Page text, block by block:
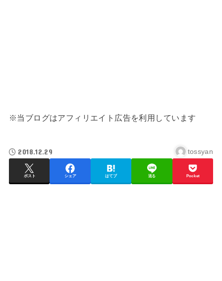
※当ブログはアフィリエイト広告を利用しています
2018.12.29 tossyan
ポスト シェア はてブ 送る Pocket